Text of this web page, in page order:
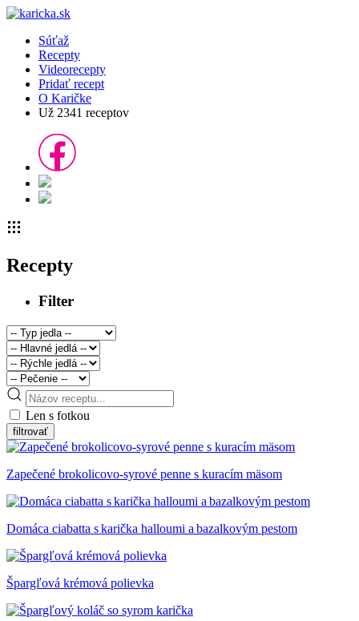
Súťaž
Recepty
Videorecepty
Pridať recept
O Karičke
Už 2341 receptov
Recepty
Filter
Len s fotkou
Zapečené brokolicovo-syrové penne s kuracím mäsom
Domáca ciabatta s karička halloumi a bazalkovým pestom
Špargľová krémová polievka